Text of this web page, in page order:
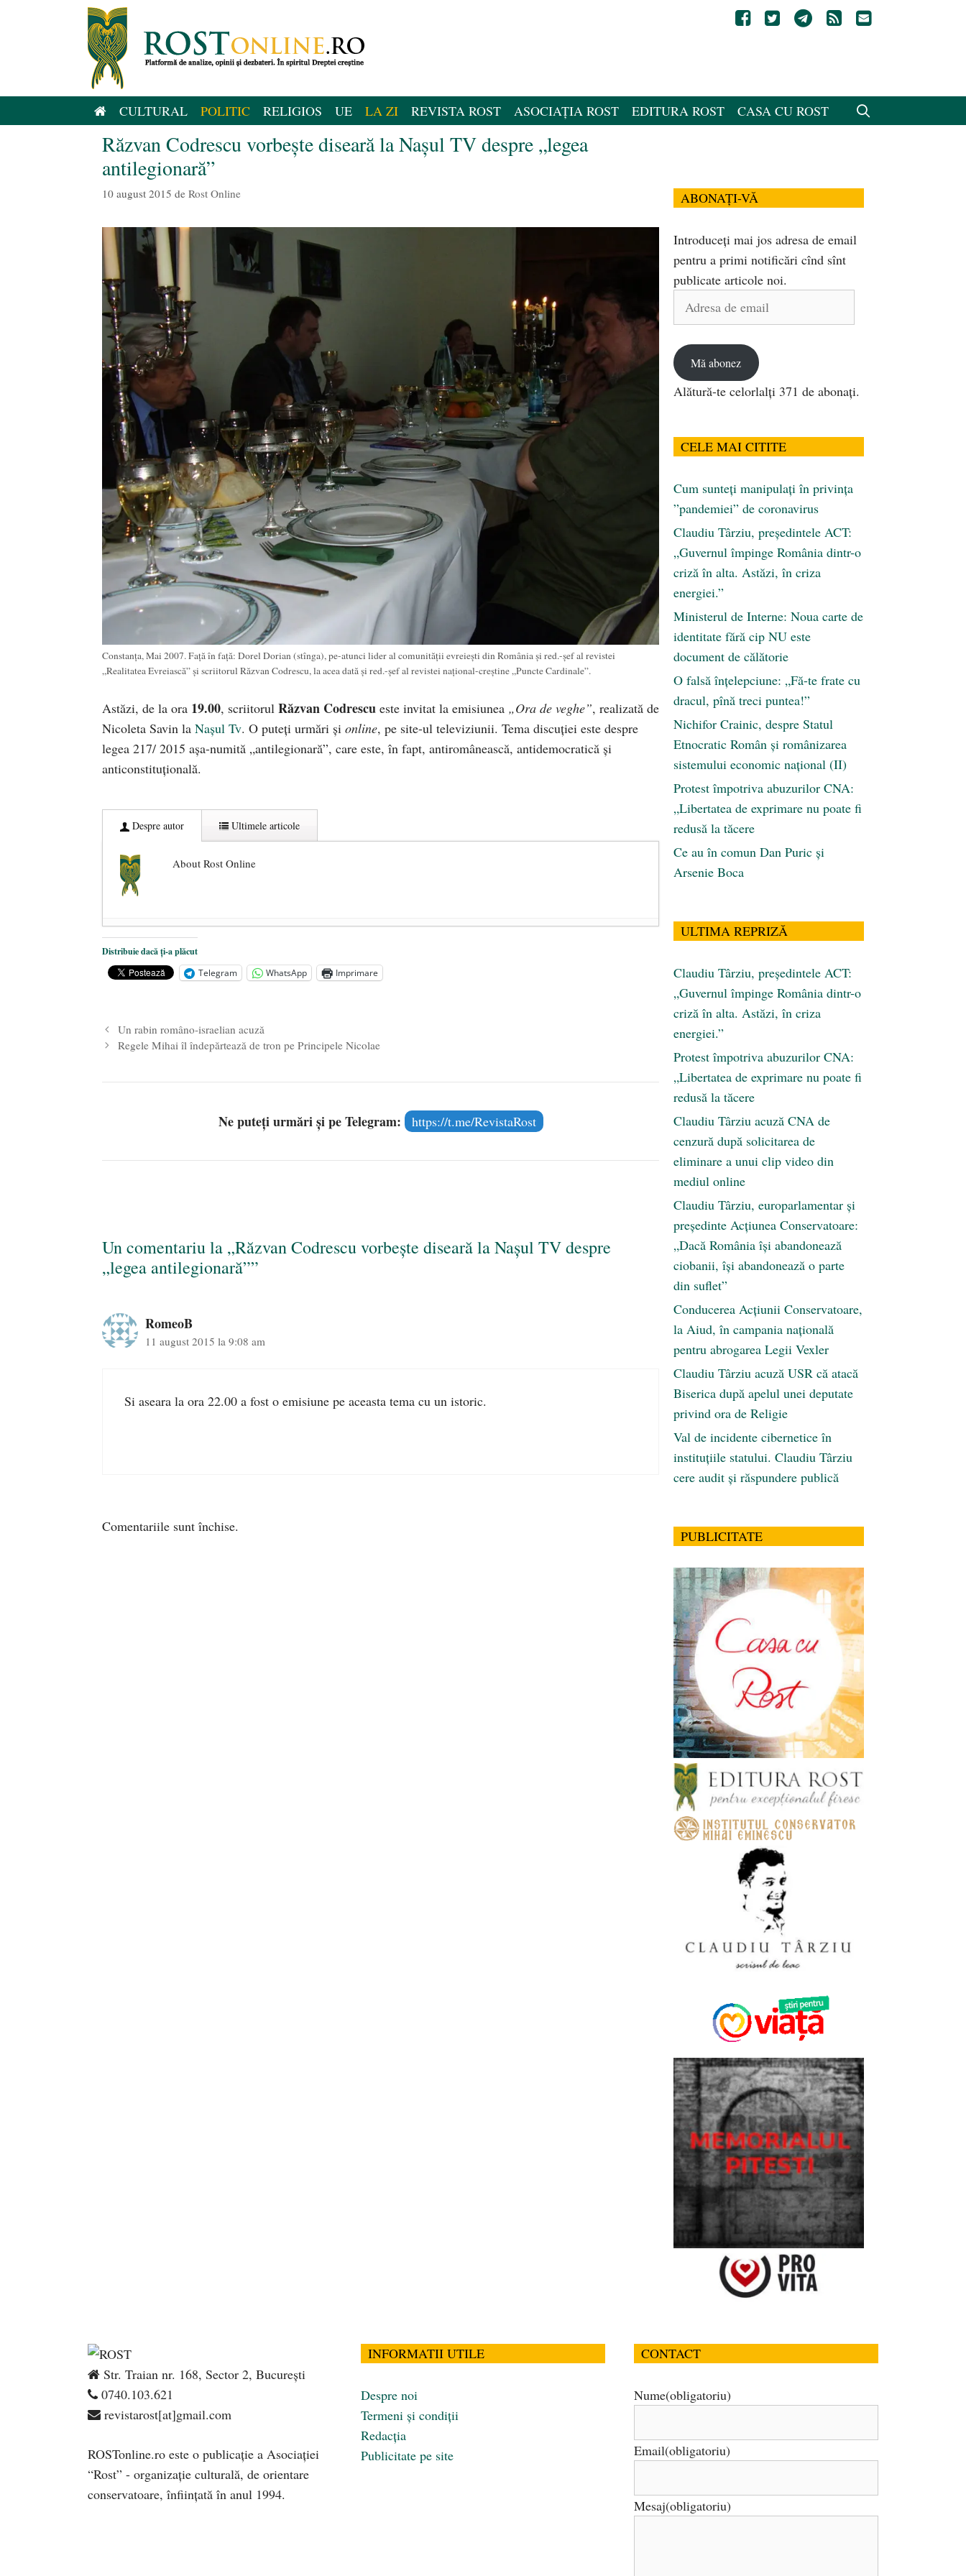
CULTURAL POLITIC RELIGIOS UE LA ZI REVISTA ROST ASOCIAȚIA ROST EDITURA ROST CASA CU ROST
Răzvan Codrescu vorbeşte diseară la Naşul TV despre „legea
antilegionară”
10 august 2015 de Rost Online
Constanţa, Mai 2007. Faţă în faţă: Dorel Dorian (stînga), pe-atunci lider al comunităţii evreieşti din România şi red.-şef al revistei
„Realitatea Evreiască” şi scriitorul Răzvan Codrescu, la acea dată şi red.-şef al revistei naţional-creştine „Puncte Cardinale”.
Astăzi, de la ora 19.00, scriitorul Răzvan Codrescu este invitat la emisiunea „Ora de veghe”, realizată de
Nicoleta Savin la Naşul Tv. O puteţi urmări şi online, pe site-ul televiziunii. Tema discuţiei este despre
legea 217/ 2015 aşa-numită „antilegionară”, care este, în fapt, antiromânească, antidemocratică şi
anticonstituţională.
Despre autor Ultimele articole
About Rost Online
Dezvăluiri cutremurătoare despre președintele Ucrainei, Volodymyr Zelensky
Statul care servește Națiunea - 21 aprilie 2026
Legea Vexler produce efecte. Bustul poetului Octavian Goga, înlăturat din Iași
Distribuie dacă ți-a plăcut
Telegram
WhatsApp Imprimare
Un rabin româno-israelian acuză
Regele Mihai îl îndepărtează de tron pe Principele Nicolae
Ne puteți urmări și pe Telegram: https://t.me/RevistaRost
Un comentariu la „Răzvan Codrescu vorbeşte diseară la Naşul TV despre
„legea antilegionară””
RomeoB
11 august 2015 la 9:08 am
Si aseara la ora 22.00 a fost o emisiune pe aceasta tema cu un istoric.
Comentariile sunt închise.
ABONAȚI-VĂ
Introduceți mai jos adresa de email
pentru a primi notificări cînd sînt
publicate articole noi.
Adresa
Mă abonez
Alătură-te celorlalți 371 de abonați.
CELE MAI CITITE
Cum sunteți manipulați în privința
”pandemiei” de coronavirus
Claudiu Târziu, președintele ACT:
„Guvernul împinge România dintr-o
criză în alta. Astăzi, în criza
energiei.”
Ministerul de Interne: Noua carte de
identitate fără cip NU este
document de călătorie
O falsă înțelepciune: „Fă-te frate cu
dracul, pînă treci puntea!”
Nichifor Crainic, despre Statul
Etnocratic Român şi românizarea
sistemului economic naţional (II)
Protest împotriva abuzurilor CNA:
„Libertatea de exprimare nu poate fi
redusă la tăcere
Ce au în comun Dan Puric şi
Arsenie Boca
ULTIMA REPRIZĂ
Claudiu Târziu, președintele ACT:
„Guvernul împinge România dintr-o
criză în alta. Astăzi, în criza
energiei.”
Protest împotriva abuzurilor CNA:
„Libertatea de exprimare nu poate fi
redusă la tăcere
Claudiu Târziu acuză CNA de
cenzură după solicitarea de
eliminare a unui clip video din
mediul online
Claudiu Târziu, europarlamentar și
președinte Acțiunea Conservatoare:
„Dacă România își abandonează
ciobanii, își abandonează o parte
din suflet”
Conducerea Acțiunii Conservatoare,
la Aiud, în campania națională
pentru abrogarea Legii Vexler
Claudiu Târziu acuză USR că atacă
Biserica după apelul unei deputate
privind ora de Religie
Val de incidente cibernetice în
instituțiile statului. Claudiu Târziu
cere audit și răspundere publică
PUBLICITATE
Str. Traian nr. 168, Sector 2, București
0740.103.621
revistarost[at]gmail.com
ROSTonline.ro este o publicaţie a Asociaţiei
“Rost” - organizaţie culturală, de orientare
conservatoare, înfiinţată în anul 1994.
INFORMATII UTILE
Despre noi
Termeni și condiții
Redacția
Publicitate pe site
CONTACT
Nume(obligatoriu)
Email(obligatoriu)
Mesaj(obligatoriu)